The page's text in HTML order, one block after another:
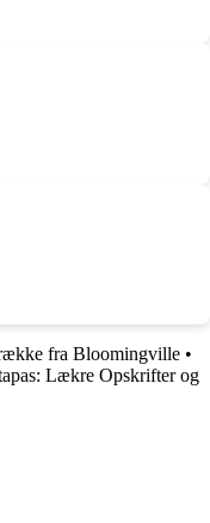
fra Bloomingville •
Lækre Opskrifter og